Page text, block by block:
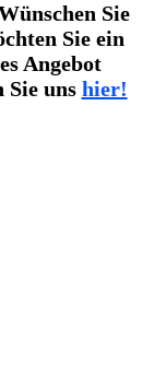
Sie
Sie ein
Angebot
uns hier!